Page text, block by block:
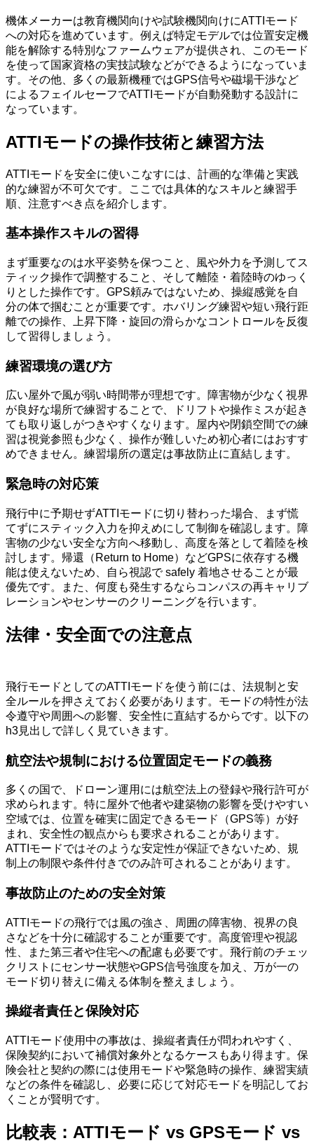
機体メーカーは教育機関向けや試験機関向けにATTIモード
への対応を進めています。例えば特定モデルでは位置安定機
能を解除する特別なファームウェアが提供され、このモード
を使って国家資格の実技試験などができるようになっていま
す。その他、多くの最新機種ではGPS信号や磁場干渉など
によるフェイルセーフでATTIモードが自動発動する設計に
なっています。
ATTIモードの操作技術と練習方法
ATTIモードを安全に使いこなすには、計画的な準備と実践
的な練習が不可欠です。ここでは具体的なスキルと練習手
順、注意すべき点を紹介します。
基本操作スキルの習得
まず重要なのは水平姿勢を保つこと、風や外力を予測してス
ティック操作で調整すること、そして離陸・着陸時のゆっく
りとした操作です。GPS頼みではないため、操縦感覚を自
分の体で掴むことが重要です。ホバリング練習や短い飛行距
離での操作、上昇下降・旋回の滑らかなコントロールを反復
して習得しましょう。
練習環境の選び方
広い屋外で風が弱い時間帯が理想です。障害物が少なく視界
が良好な場所で練習することで、ドリフトや操作ミスが起き
ても取り返しがつきやすくなります。屋内や閉鎖空間での練
習は視覚参照も少なく、操作が難しいため初心者にはおすす
めできません。練習場所の選定は事故防止に直結します。
緊急時の対応策
飛行中に予期せずATTIモードに切り替わった場合、まず慌
てずにスティック入力を抑えめにして制御を確認します。障
害物の少ない安全な方向へ移動し、高度を落として着陸を検
討します。帰還（Return to Home）などGPSに依存する機
能は使えないため、自ら視認で safely 着地させることが最
優先です。また、何度も発生するならコンパスの再キャリブ
レーションやセンサーのクリーニングを行います。
法律・安全面での注意点
飛行モードとしてのATTIモードを使う前には、法規制と安
全ルールを押さえておく必要があります。モードの特性が法
令遵守や周囲への影響、安全性に直結するからです。以下の
h3見出しで詳しく見ていきます。
航空法や規制における位置固定モードの義務
多くの国で、ドローン運用には航空法上の登録や飛行許可が
求められます。特に屋外で他者や建築物の影響を受けやすい
空域では、位置を確実に固定できるモード（GPS等）が好
まれ、安全性の観点からも要求されることがあります。
ATTIモードではそのような安定性が保証できないため、規
制上の制限や条件付きでのみ許可されることがあります。
事故防止のための安全対策
ATTIモードの飛行では風の強さ、周囲の障害物、視界の良
さなどを十分に確認することが重要です。高度管理や視認
性、また第三者や住宅への配慮も必要です。飛行前のチェッ
クリストにセンサー状態やGPS信号強度を加え、万が一の
モード切り替えに備える体制を整えましょう。
操縦者責任と保険対応
ATTIモード使用中の事故は、操縦者責任が問われやすく、
保険契約において補償対象外となるケースもあり得ます。保
険会社と契約の際には使用モードや緊急時の操作、練習実績
などの条件を確認し、必要に応じて対応モードを明記してお
くことが賢明です。
比較表：ATTIモード vs GPSモード vs